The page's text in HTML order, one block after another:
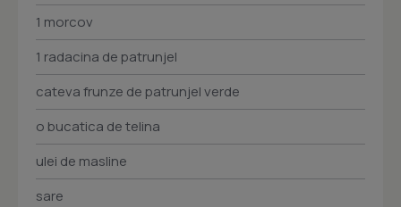
1 morcov
1 radacina de patrunjel
cateva frunze de patrunjel verde
o bucatica de telina
ulei de masline
sare